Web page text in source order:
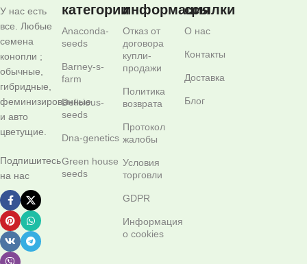
У нас есть
все. Любые
семена
конопли ;
обычные,
гибридные,
феминизированные
и авто
цветущие.
Подпишитесь
на нас
категории
Anaconda-
seeds
Barney-s-
farm
Delicious-
seeds
Dna-genetics
Green house
seeds
информация
Отказ от
договора
купли-
продажи
Политика
возврата
Протокол
жалобы
Условия
торговли
GDPR
Информация
о cookies
ссылки
О нас
Контакты
Доставка
Блог